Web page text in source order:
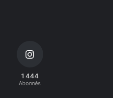
1 444
Abonnés